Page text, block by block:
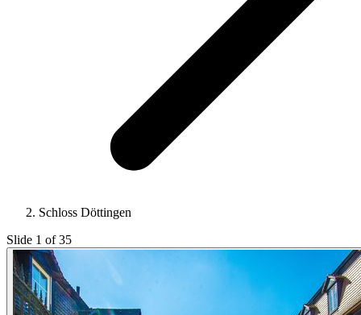
Schloss Döttingen
Slide 1 of 35